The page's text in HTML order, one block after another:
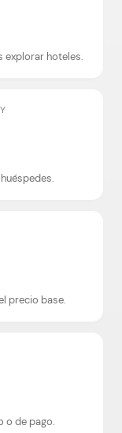
explorar hoteles.
precio base.
o de pago.